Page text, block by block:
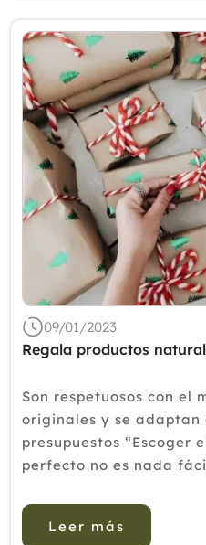
09/01/2023
Regala productos
Son respetuosos con el
originales y se adaptan
presupuestos “Escoger
perfecto no es nada
presupuesto que
gastarnos y dar...
Leer más